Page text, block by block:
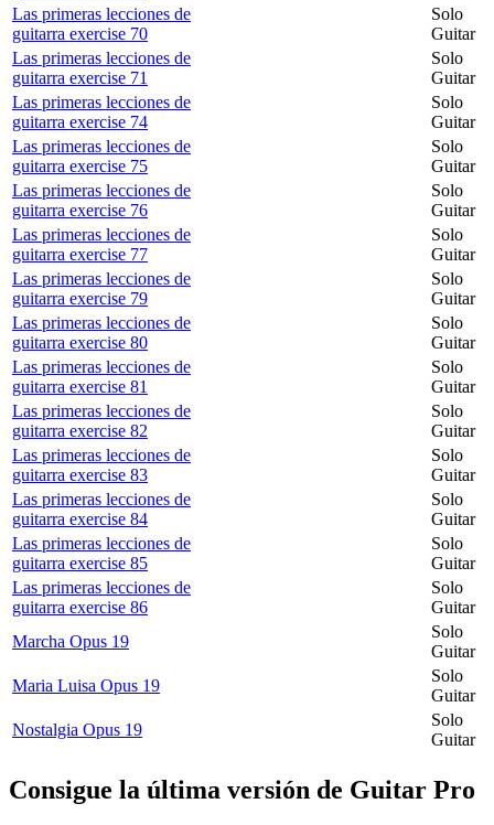
Las primeras lecciones de
guitarra exercise 70
Solo
Guitar
Las primeras lecciones de
guitarra exercise 71
Solo
Guitar
Las primeras lecciones de
guitarra exercise 74
Solo
Guitar
Las primeras lecciones de
guitarra exercise 75
Solo
Guitar
Las primeras lecciones de
guitarra exercise 76
Solo
Guitar
Las primeras lecciones de
guitarra exercise 77
Solo
Guitar
Las primeras lecciones de
guitarra exercise 79
Solo
Guitar
Las primeras lecciones de
guitarra exercise 80
Solo
Guitar
Las primeras lecciones de
guitarra exercise 81
Solo
Guitar
Las primeras lecciones de
guitarra exercise 82
Solo
Guitar
Las primeras lecciones de
guitarra exercise 83
Solo
Guitar
Las primeras lecciones de
guitarra exercise 84
Solo
Guitar
Las primeras lecciones de
guitarra exercise 85
Solo
Guitar
Las primeras lecciones de
guitarra exercise 86
Solo
Guitar
Marcha Opus 19
Solo
Guitar
Maria Luisa Opus 19
Solo
Guitar
Nostalgia Opus 19
Solo
Guitar
Consigue la última versión de Guitar Pro